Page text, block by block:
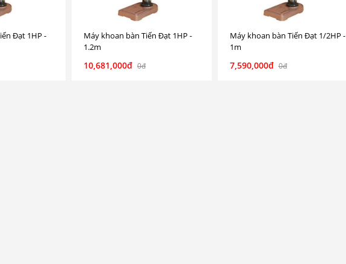
Đạt 1HP -
Máy khoan bàn Tiến Đạt 1HP -
1.2m
10,681,000đ 0đ
Máy khoan bàn Tiến Đạt 1/2HP -
1m
7,590,000đ 0đ